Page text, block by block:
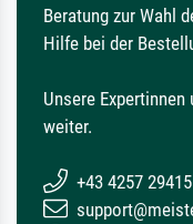
Beratung zur Wahl
Hilfe bei der
Unsere Expertinnen
weiter.
+43 4257 29415